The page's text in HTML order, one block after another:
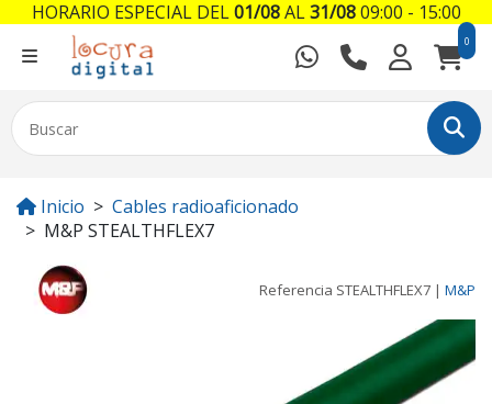
0
Inicio
Cables radioaficionado
M&P STEALTHFLEX7
Referencia STEALTHFLEX7 | M&P
HORARIO ESPECIAL DEL01/08AL31/0809:00 - 15:00